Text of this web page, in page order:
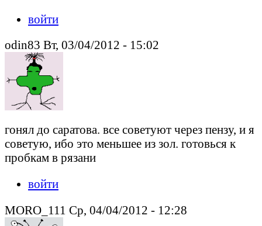
войти
odin83 Вт, 03/04/2012 - 15:02
гонял до саратова. все советуют через пензу, и я
советую, ибо это меньшее из зол. готовься к
пробкам в рязани
войти
MORO_111 Ср, 04/04/2012 - 12:28